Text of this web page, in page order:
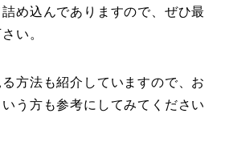
詰め込んでありますので、ぜひ最
い。
方法も紹介していますので、お
う方も参考にしてみてください